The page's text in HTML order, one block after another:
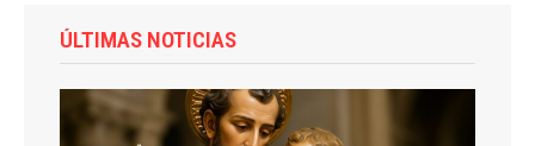
ÚLTIMAS NOTICIAS